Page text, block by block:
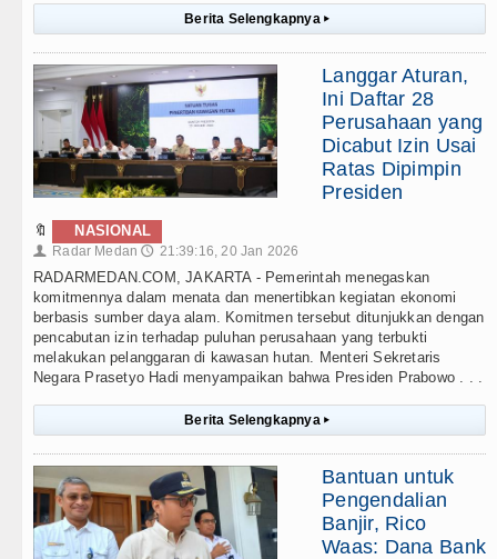
Berita Selengkapnya ▸
Langgar Aturan,
Ini Daftar 28
Perusahaan yang
Dicabut Izin Usai
Ratas Dipimpin
Presiden
🔖 NASIONAL
👤 Radar Medan 🕔 21:39:16, 20 Jan 2026
RADARMEDAN.COM, JAKARTA - Pemerintah menegaskan
komitmennya dalam menata dan menertibkan kegiatan ekonomi
berbasis sumber daya alam. Komitmen tersebut ditunjukkan dengan
pencabutan izin terhadap puluhan perusahaan yang terbukti
melakukan pelanggaran di kawasan hutan. Menteri Sekretaris
Negara Prasetyo Hadi menyampaikan bahwa Presiden Prabowo . . .
Berita Selengkapnya ▸
Bantuan untuk
Pengendalian
Banjir, Rico
Waas: Dana Bank